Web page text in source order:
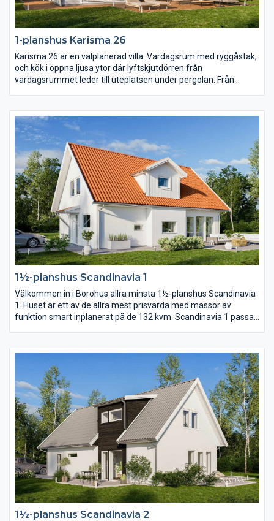
1-planshus Karisma 26
Karisma 26 är en välplanerad villa. Vardagsrum med ryggåstak,
och kök i öppna ljusa ytor där lyftskjutdörren från
vardagsrummet leder till uteplatsen under pergolan. Från
klädvården, en klädvård i generös storlek. Separerat från
gemensamhetsytorna ligger sovrummen och allrum.
1½-planshus Scandinavia 1
Välkommen in i Borohus allra minsta 1½-planshus Scandinavia
1. Huset är ett av de allra mest prisvärda med massor av
funktion smart inplanerat på de 132 kvm. Scandinavia 1 passar
den finaste delen av trädgården eller utsikten.
1½-planshus Scandinavia 2